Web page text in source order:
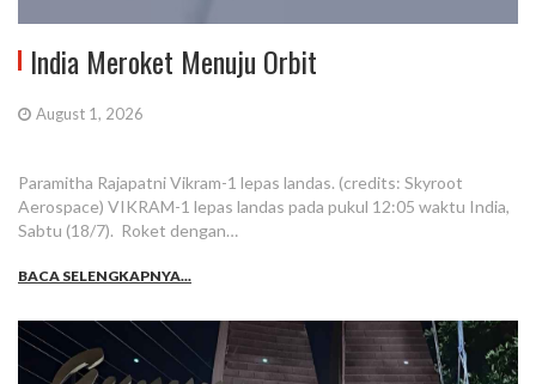
India Meroket Menuju Orbit
August 1, 2026
Paramitha Rajapatni Vikram-1 lepas landas. (credits: Skyroot
Aerospace) VIKRAM-1 lepas landas pada pukul 12:05 waktu India,
Sabtu (18/7). Roket dengan…
BACA SELENGKAPNYA...